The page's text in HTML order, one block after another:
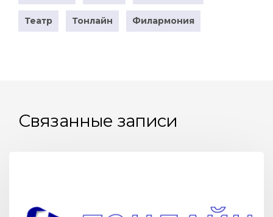
Театр Тонлайн Филармония
Связанные записи